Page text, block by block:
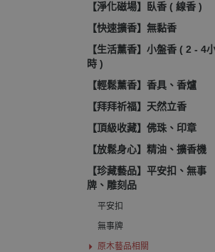
【淨化磁場】臥香 ( 線香 )
【快速擴香】無黏香
【生活薰香】小盤香 ( 2 - 4
時 )
【輕鬆薰香】香具、香爐
【拜拜祈福】天然立香
【頂級收藏】佛珠、印章
【放鬆身心】精油、擴香機
【珍藏藝品】平安扣、無事
牌、雕刻品
平安扣
無事牌
原木藝品相關